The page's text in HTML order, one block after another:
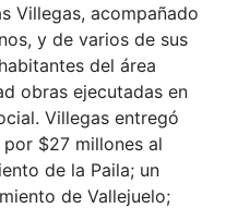
Villegas, acompañado
y de varios de sus
del área
obras ejecutadas en
Villegas entregó
$27 millones al
de la Paila; un
de Vallejuelo;